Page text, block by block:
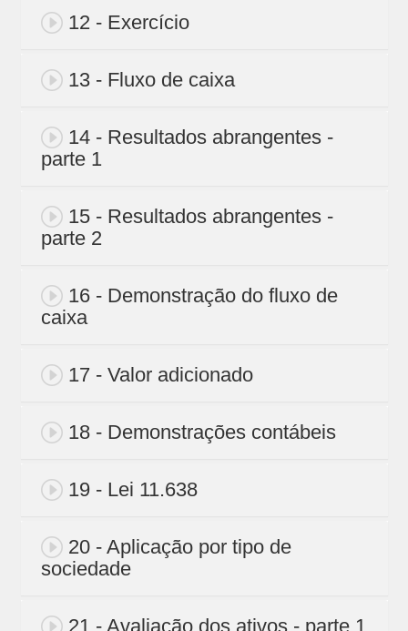
12 - Exercício
13 - Fluxo de caixa
14 - Resultados abrangentes -
parte 1
15 - Resultados abrangentes -
parte 2
16 - Demonstração do fluxo de
caixa
17 - Valor adicionado
18 - Demonstrações contábeis
19 - Lei 11.638
20 - Aplicação por tipo de
sociedade
21 - Avaliação dos ativos - parte 1